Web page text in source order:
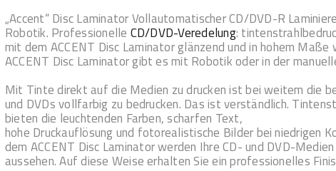
„Accent“ Disc Laminator Vollautomatischer CD/DVD-R
Robotik. Professionelle CD/DVD-Veredelung:
mit dem ACCENT Disc Laminator glänzend und in hohem
ACCENT Disc Laminator gibt es mit Robotik oder in der
Mit Tinte direkt auf die Medien zu drucken ist bei weitem die
und DVDs vollfarbig zu bedrucken. Das ist verständlich.
bieten die leuchtenden Farben, scharfen Text,
hohe Druckauflösung und fotorealistische Bilder bei niedrigen
dem ACCENT Disc Laminator werden Ihre CD- und DVD-
aussehen. Auf diese Weise erhalten Sie ein professionelles